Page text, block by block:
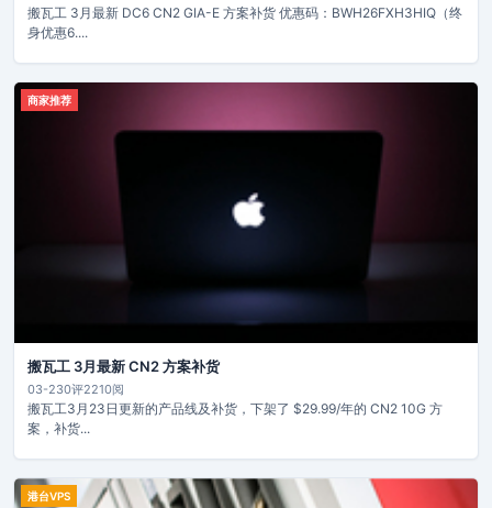
搬瓦工 3月最新 DC6 CN2 GIA-E 方案补货 优惠码：BWH26FXH3HIQ（终
身优惠6....
商家推荐
搬瓦工 3月最新 CN2 方案补货
03-230评2210阅
搬瓦工3月23日更新的产品线及补货，下架了 $29.99/年的 CN2 10G 方
案，补货...
港台VPS